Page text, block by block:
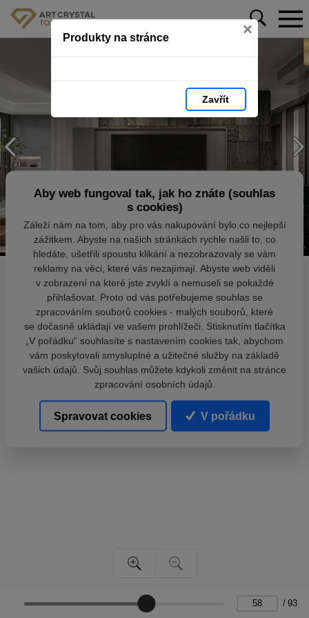
Produkty na stránce ×
Zavřít
/ 93
Aby web fungoval tak, jak ho znáte (souhlas
s cookies)
Záleží nám na tom, aby pro vás nakupování bylo co nejlepší
zážitkem. Abyste na našich stránkách rychle našli to, co
hledáte, ušetřili spoustu klikání a nezobrazovaly se vám
reklamy na věci, které vás nezajímají. Abyste web viděli
v zobrazení na které jste zvyklí a nemuseli se pokaždé
přihlašovat. Proto od vás potřebujeme souhlas se
zpracováním souborů cookies - malých souborů, které
se dočasně ukládají ve vašem prohlížeči. Stisknutím tlačítka
„V pořádku“ souhlasíte s nastavením cookies tak, abychom
vám poskytovali smysluplné a užitečné služby na základě
vašich údajů. Svůj souhlas můžete kdykoli změnit na stránce
zpracování osobních údajů.
Spravovat cookies V pořádku